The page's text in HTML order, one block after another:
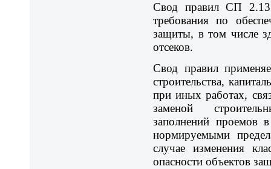
Свод правил СП
требования по
защиты, в том числе
отсеков.
Свод правил
строительства,
при иных работах,
заменой
заполнений проемов
нормируемыми
случае изменения
опасности объектов